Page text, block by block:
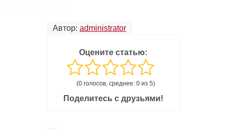
Автор: administrator
Оцените статью:
(0 голосов, среднее: 0 из 5)
Поделитесь с друзьями!